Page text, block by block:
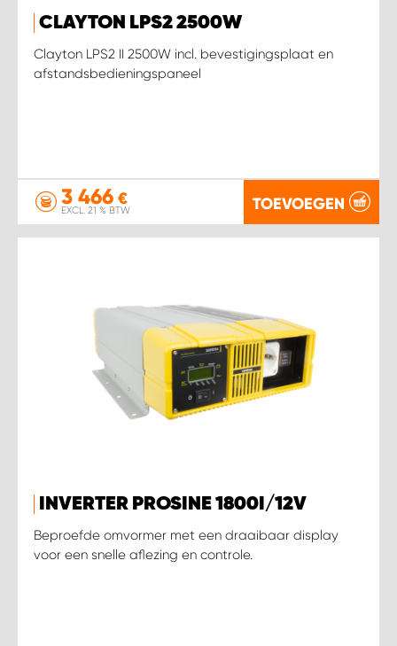
CLAYTON LPS2 2500W
Clayton LPS2 II 2500W incl. bevestigingsplaat en
afstandsbedieningspaneel
3 466 €
EXCL. 21 % BTW TOEVOEGEN
INVERTER PROSINE 1800I/12V
Beproefde omvormer met een draaibaar display
voor een snelle aflezing en controle.